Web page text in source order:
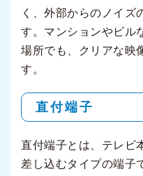
く、外部からのノイズ
す。マンションやビル
場所でも、クリアな映
す。
直付端子
直付端子とは、テレビ
差し込むタイプの端子